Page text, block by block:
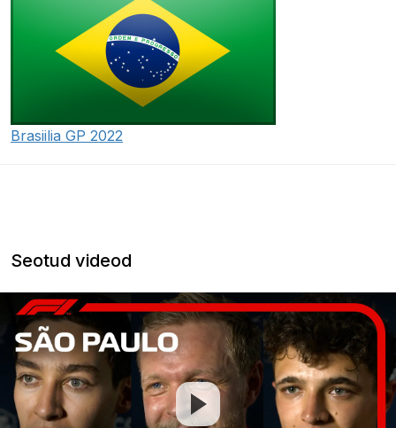
Brasiilia GP 2022
Seotud videod